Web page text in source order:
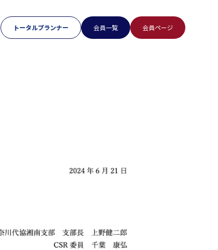
トータルプランナー 会員一覧 会員ページ